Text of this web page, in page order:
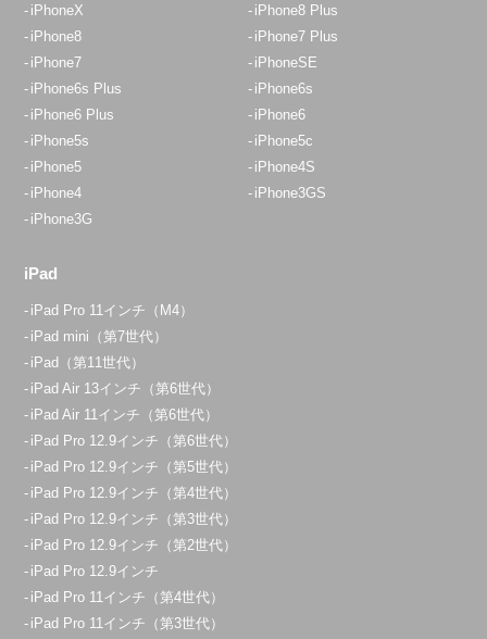
iPhoneX
iPhone8 Plus
iPhone8
iPhone7 Plus
iPhone7
iPhoneSE
iPhone6s Plus
iPhone6s
iPhone6 Plus
iPhone6
iPhone5s
iPhone5c
iPhone5
iPhone4S
iPhone4
iPhone3GS
iPhone3G
iPad
iPad Pro 11インチ（M4）
iPad mini（第7世代）
iPad（第11世代）
iPad Air 13インチ（第6世代）
iPad Air 11インチ（第6世代）
iPad Pro 12.9インチ（第6世代）
iPad Pro 12.9インチ（第5世代）
iPad Pro 12.9インチ（第4世代）
iPad Pro 12.9インチ（第3世代）
iPad Pro 12.9インチ（第2世代）
iPad Pro 12.9インチ
iPad Pro 11インチ（第4世代）
iPad Pro 11インチ（第3世代）